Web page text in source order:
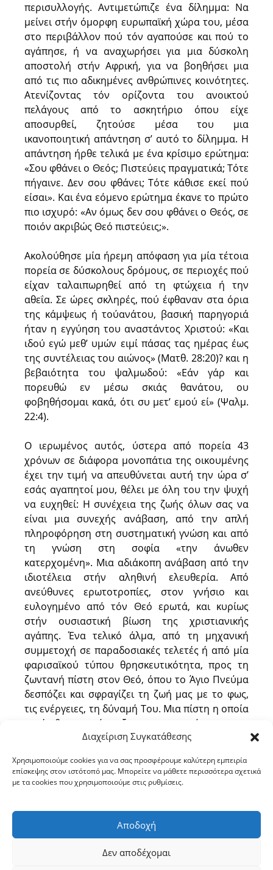
Διαχείριση Συγκατάθεσης
Χρησιμοποιούμε cookies για να σας προσφέρουμε καλύτερη εμπειρία
επίσκεψης στον ιστότοπό μας. Μπορείτε να μάθετε περισσότερα σχετικά
με τα cookies που χρησιμοποιούμε στις ρυθμίσεις.
Αποδοχή
Δεν αποδέχομαι
περισυλλογής. Αντιμετώπιζε ένα δίλημμα: Να
μείνει στήν όμορφη ευρωπαϊκή χώρα του, μέσα
στο περιβάλλον πού τόν αγαπούσε και πού το
αγάπησε, ή να αναχωρήσει για μια δύσκολη
αποστολή στήν Αφρική, για να βοηθήσει μια
από τις πιο αδικημένες ανθρώπινες κοινότητες.
Ατενίζοντας τόν ορίζοντα του ανοικτού
πελάγους από το ασκητήριο όπου είχε
αποσυρθεί, ζητούσε μέσα του μια
ικανοποιητική απάντηση σ’ αυτό το δίλημμα. Η
απάντηση ήρθε τελικά με ένα κρίσιμο ερώτημα:
«Σου φθάνει ο Θεός; Πιστεύεις πραγματικά; Τότε
πήγαινε. Δεν σου φθάνει; Τότε κάθισε εκεί πού
είσαι». Και ένα εόμενο ερώτημα έκανε το πρώτο
πιο ισχυρό: «Αν όμως δεν σου φθάνει ο Θεός, σε
ποιόν ακριβώς Θεό πιστεύεις;».
Ακολούθησε μία ήρεμη απόφαση για μία τέτοια
πορεία σε δύσκολους δρόμους, σε περιοχές πού
είχαν ταλαιπωρηθεί από τη φτώχεια ή την
αθεΐα. Σε ώρες σκληρές, πού έφθαναν στα όρια
της κάμψεως ή τούανάτου, βασική παρηγοριά
ήταν η εγγύηση του αναστάντος Χριστού: «Και
ιδού εγώ μεθ’ υμών ειμί πάσας τας ημέρας έως
της συντέλειας του αιώνος» (Ματθ. 28:20)? και η
βεβαιότητα του ψαλμωδού: «Εάν γάρ και
πορευθώ εν μέσω σκιάς θανάτου, ου
φοβηθήσομαι κακά, ότι συ μετ’ εμού εί» (Ψαλμ.
22:4).
Ο ιερωμένος αυτός, ύστερα από πορεία 43
χρόνων σε διάφορα μονοπάτια της οικουμένης
έχει την τιμή να απευθύνεται αυτή την ώρα σ’
εσάς αγαπητοί μου, θέλει με όλη του την ψυχή
να ευχηθεί: Η συνέχεια της ζωής όλων σας να
είναι μια συνεχής ανάβαση, από την απλή
πληροφόρηση στη συστηματική γνώση και από
τη γνώση στη σοφία «την άνωθεν
κατερχομένη». Μια αδιάκοπη ανάβαση από την
ιδιοτέλεια στήν αληθινή ελευθερία. Από
ανεύθυνες ερωτοτροπίες, στον γνήσιο και
ευλογημένο από τόν Θεό ερωτά, και κυρίως
στήν ουσιαστική βίωση της χριστιανικής
αγάπης. Ένα τελικό άλμα, από τη μηχανική
συμμετοχή σε παραδοσιακές τελετές ή από μία
φαρισαϊκού τύπου θρησκευτικότητα, προς τη
ζωντανή πίστη στον Θεό, όπου το Άγιο Πνεύμα
δεσπόζει και σφραγίζει τη ζωή μας με το φως,
τις ενέργειες, τη δύναμή Του. Μια πίστη η οποία
ανοίγεθι την ύπαρξη μας στο άπειρο, με
συντροφιά την παρουσία Αυτού πού είναι
Σάς το εύχομαι με όλη μου την καρδιά.
Αρχιεπίσκοπος Τιράνων και πάσης Αλβανίας
† Αναστάσιος